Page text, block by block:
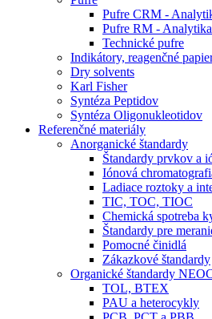
Pufre CRM -
Pufre RM -
Technické pufre
Indikátory, reagenčné
Dry solvents
Karl Fisher
Syntéza Peptidov
Syntéza Oligonukleotidov
Referenčné materiály
Anorganické štandardy
Štandardy prvkov a
Iónová
Ladiace roztoky a
TIC, TOC, TIOC
Chemická spotreba
Štandardy pre
Pomocné činidlá
Zákazkové štandardy
Organické štandardy
TOL, BTEX
PAU a heterocykly